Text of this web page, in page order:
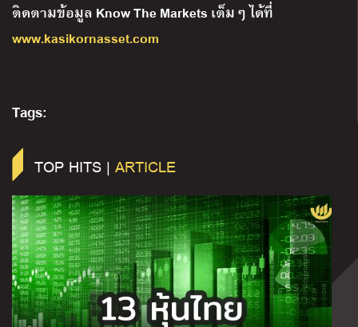
ติดตามข้อมูล Know The Markets เต็มๆ ได้ที่
www.kasikornasset.com
Tags:
TOP HITS | ARTICLE